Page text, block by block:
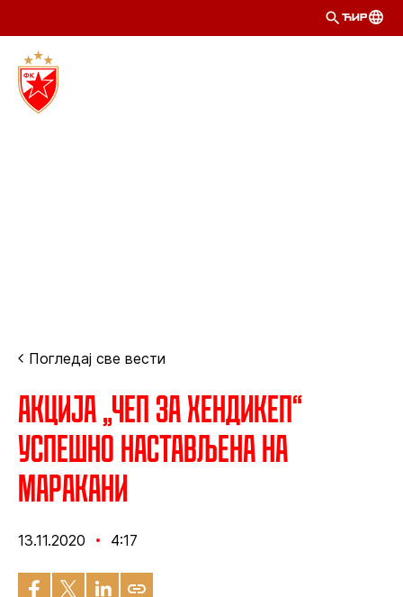
ЋИР
Погледај све вести
Акција „Чеп за хендикеп“
успешно настављена на
Маракани
13.11.2020 4:17